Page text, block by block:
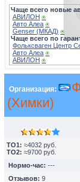
Чаще всего новые
АВИЛОН ⍟
Авто Алеа ⍟
Genser (МКАД) ⍟
Чаще всего по
Фольксваген Центр
Авто Алеа ⍟
АВИЛОН ⍟
Организация:
(Химки)
TO1: ≈4032 руб.
TO2: ≈9700 руб.
Нормо-час: ---
Отзывов: 9